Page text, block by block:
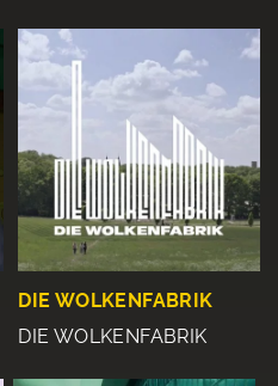
DIE WOLKENFABRIK
DIE WOLKENFABRIK